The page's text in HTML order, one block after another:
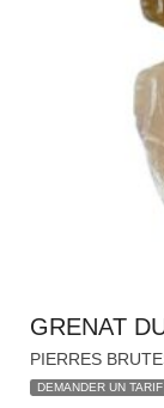
GRENAT
PIERRES
DEMANDER UN TARIF